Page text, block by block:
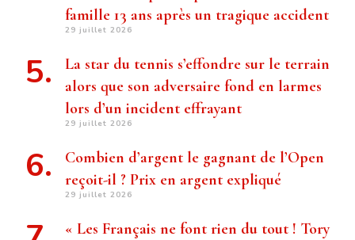
famille 13 ans après un tragique accident
29 juillet 2026
La star du tennis s’effondre sur le terrain
alors que son adversaire fond en larmes
lors d’un incident effrayant
29 juillet 2026
Combien d’argent le gagnant de l’Open
reçoit-il ? Prix ​​en argent expliqué
29 juillet 2026
« Les Français ne font rien du tout ! Tory